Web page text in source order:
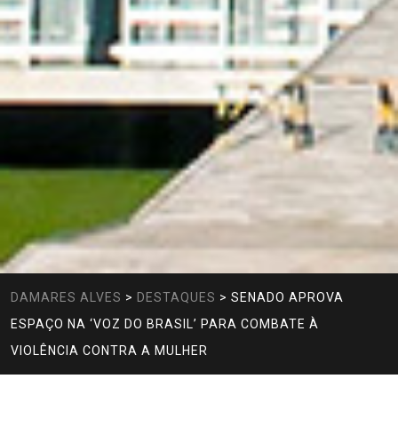
DAMARES ALVES > DESTAQUES > SENADO APROVA
ESPAÇO NA ‘VOZ DO BRASIL’ PARA COMBATE À
VIOLÊNCIA CONTRA A MULHER